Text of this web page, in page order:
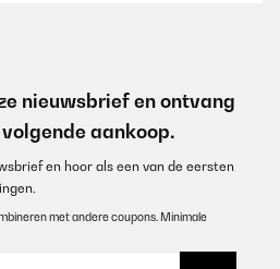
GECONTROLEERDE BEOORDELING
nieuwsbrief en ontvang
aankoop.
en hoor als een van de eersten
met andere coupons. Minimale